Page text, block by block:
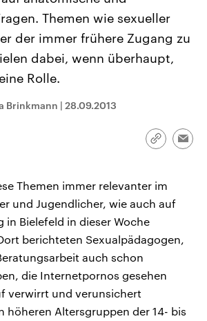
das
Koalition aus
Berichte
den Parteien
anstehenden
den mächtigsten Ländern
mit großem Einfluss auf
aktuelle Weltgeschehen.
Programm Podcasts
Themen wie sexueller
der immer frühere Zugang zu
dabei, wenn überhaupt,
Rolle.
Brinkmann | 28.09.2013
Link
Themen immer relevanter im
und Jugendlicher, wie auch auf
in Bielefeld in dieser Woche
berichteten Sexualpädagogen,
auch schon
die Internetpornos gesehen
verwirrt und verunsichert
höheren Altersgruppen der 14- bis